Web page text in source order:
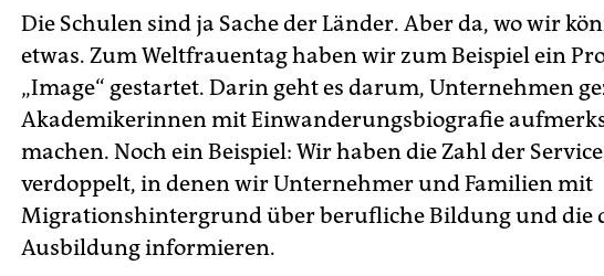
Die Schulen sind ja Sache der Länder. Aber da, wo wir
etwas. Zum Weltfrauentag haben wir zum Beispiel ein
„Image“ gestartet. Darin geht es darum, Unternehmen
Akademikerinnen mit Einwanderungsbiografie
machen. Noch ein Beispiel: Wir haben die Zahl der
verdoppelt, in denen wir Unternehmer und Familien mit
Migrationshintergrund über berufliche Bildung und die
Ausbildung informieren.